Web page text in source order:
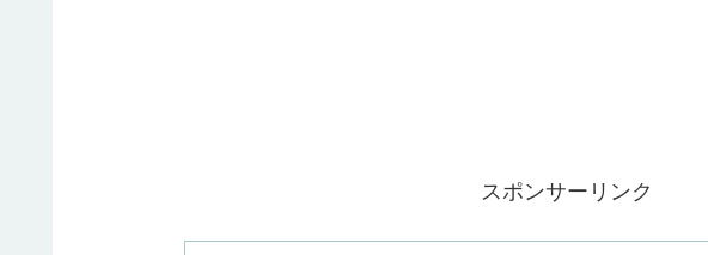
スポンサーリンク